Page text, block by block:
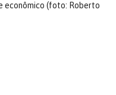
econômico (foto: Roberto